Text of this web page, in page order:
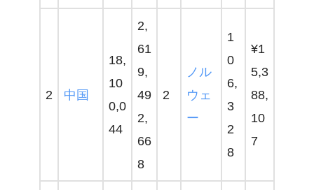
2 中国
18,
10
0,0
44
2,
61
9,
49
2,
66
8
2
ノル
ウェ
ー
1
0
6,
3
2
8
¥1
5,3
88,
10
7